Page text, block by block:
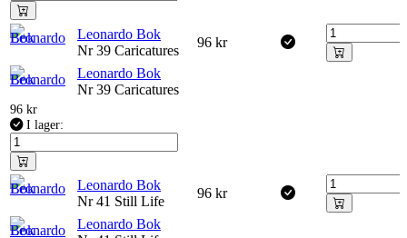
Leonardo Bok
Nr 39 Caricatures
96 kr
Leonardo Bok
Nr 39 Caricatures
96 kr
I lager:
Leonardo Bok
Nr 41 Still Life
96 kr
Leonardo Bok